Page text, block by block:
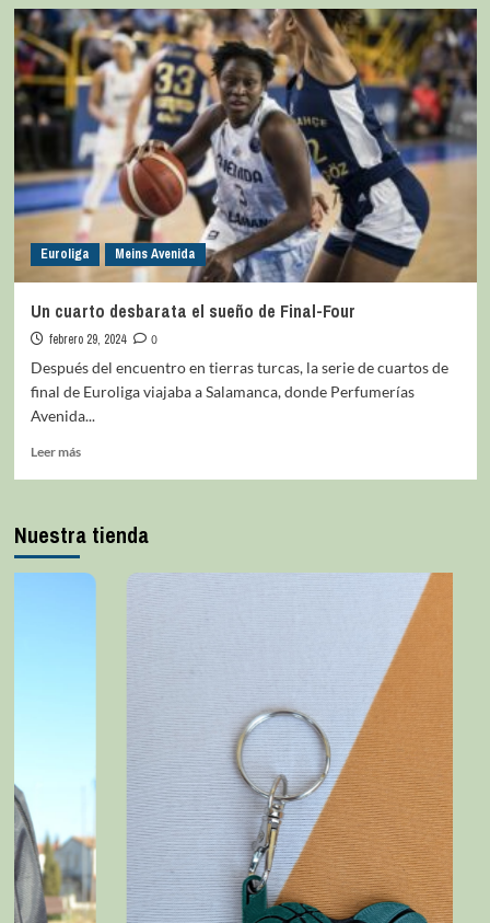
Euroliga Meins Avenida
Un cuarto desbarata el sueño de Final-Four
febrero 29, 2024
0
Después del encuentro en tierras turcas, la serie de cuartos de
final de Euroliga viajaba a Salamanca, donde Perfumerías
Avenida...
Leer más
Nuestra tienda